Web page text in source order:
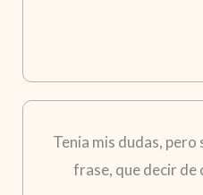
Tenia mis dudas,
frase, que decir de